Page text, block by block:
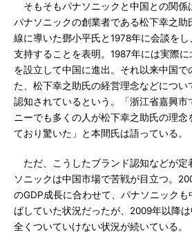
そもそもパナソニックと中国との関係
パナソニックの創業者である松下幸之助
線に導いた鄧小平氏と1978年に会談を
支持することを表明。1987年には実際
を設立して中国に進出。それ以来中国で
た、松下幸之助氏の経営理念などについ
認知されているという。「浙江省嘉興市
ニーでも多くの人が松下幸之助氏の理念
ており驚いた」と本間氏は語っている。
ただ、こうしたブランド認知などが定
ソニックは中国市場で苦戦が目立つ。
のGDP成長に合わせて、パナソニック
ばしていた状況だったが、2009年以降
全くついていけない状況が続いている。